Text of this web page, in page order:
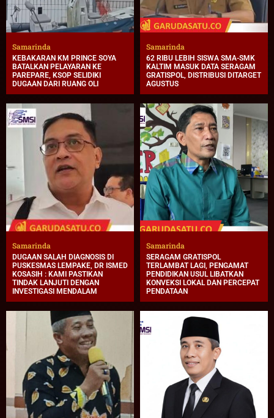
Samarinda
KEBAKARAN KM PRINCE SOYA
BATALKAN PELAYARAN KE
PAREPARE, KSOP SELIDIKI
DUGAAN DARI RUANG OLI
Samarinda
62 RIBU LEBIH SISWA SMA-SMK
KALTIM MASUK DATA SERAGAM
GRATISPOL, DISTRIBUSI DITARGET
AGUSTUS
Samarinda
DUGAAN SALAH DIAGNOSIS DI
PUSKESMAS LEMPAKE, DR ISMED
KOSASIH : KAMI PASTIKAN
TINDAK LANJUTI DENGAN
INVESTIGASI MENDALAM
Samarinda
SERAGAM GRATISPOL
TERLAMBAT LAGI, PENGAMAT
PENDIDIKAN USUL LIBATKAN
KONVEKSI LOKAL DAN PERCEPAT
PENDATAAN